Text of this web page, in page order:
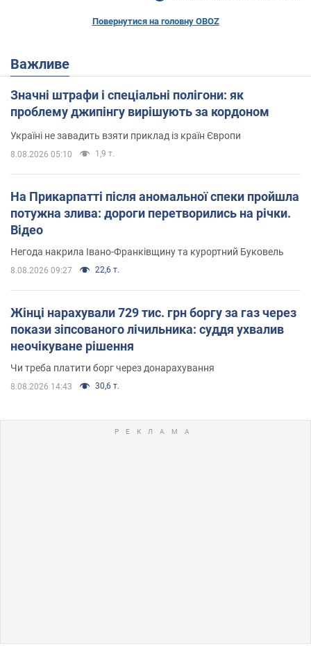
Повернутися на головну OBOZ
Важливе
Значні штрафи і спеціальні полігони: як
проблему джипінгу вирішують за кордоном
Україні не завадить взяти приклад із країн Європи
8.08.2026 05:10 1,9 т.
На Прикарпатті після аномальної спеки пройшла
потужна злива: дороги перетворились на річки.
Відео
Негода накрила Івано-Франківщину та курортний Буковель
8.08.2026 09:27 22,6 т.
Жінці нарахували 729 тис. грн боргу за газ через
покази зіпсованого лічильника: суддя ухвалив
неочікуване рішення
Чи треба платити борг через донарахування
8.08.2026 14:43 30,6 т.